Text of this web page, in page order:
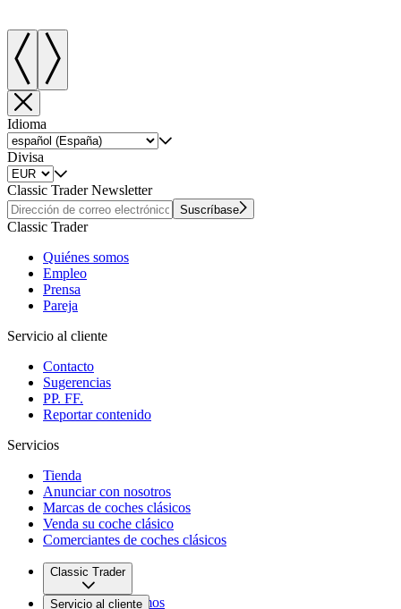
Idioma
Divisa
Classic Trader Newsletter
Suscríbase
Classic Trader
Quiénes somos
Empleo
Prensa
Pareja
Servicio al cliente
Contacto
Sugerencias
PP. FF.
Reportar contenido
Servicios
Tienda
Anunciar con nosotros
Marcas de coches clásicos
Venda su coche clásico
Comerciantes de coches clásicos
Classic Trader
Quiénes somos
Servicio al cliente